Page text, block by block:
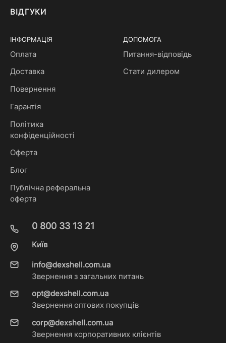
ВІДГУКИ
ІНФОРМАЦІЯ
Оплата
Доставка
Повернення
Гарантія
Політика
конфіденційності
Оферта
Блог
Публічна реферальна
оферта
ДОПОМОГА
Питання-відповідь
Стати дилером
0 800 33 13 21
Київ
info@dexshell.com.ua
Звернення з загальних питань
opt@dexshell.com.ua
Звернення оптових покупців
corp@dexshell.com.ua
Звернення корпоративних клієнтів